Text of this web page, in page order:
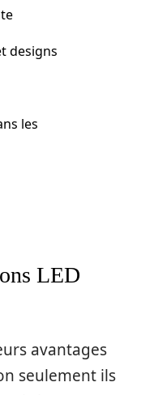
designs
les
LED
avantages
seulement ils